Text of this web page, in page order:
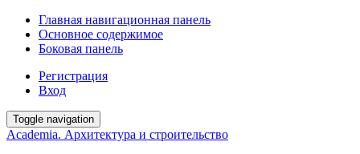
Главная навигационная панель
Основное содержимое
Боковая панель
Регистрация
Вход
Toggle navigation
Academia. Архитектура и строительство